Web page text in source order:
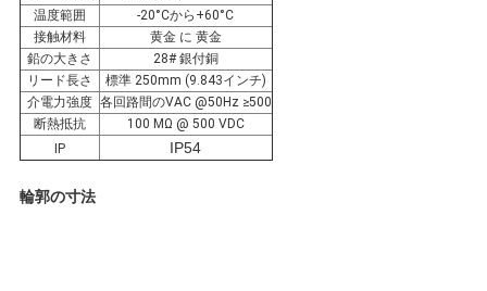
引
用
を
要
温度範囲
-20°Cから+60°C
接触材料
黄金 に 黄金
鉛の大きさ
28# 銀付銅
リード長さ
標準 250mm (9.843インチ)
介電力強度 各回路間のVAC @50Hz ≥500
断熱抵抗
100 MΩ @ 500 VDC
IP
IP54
輪郭の寸法